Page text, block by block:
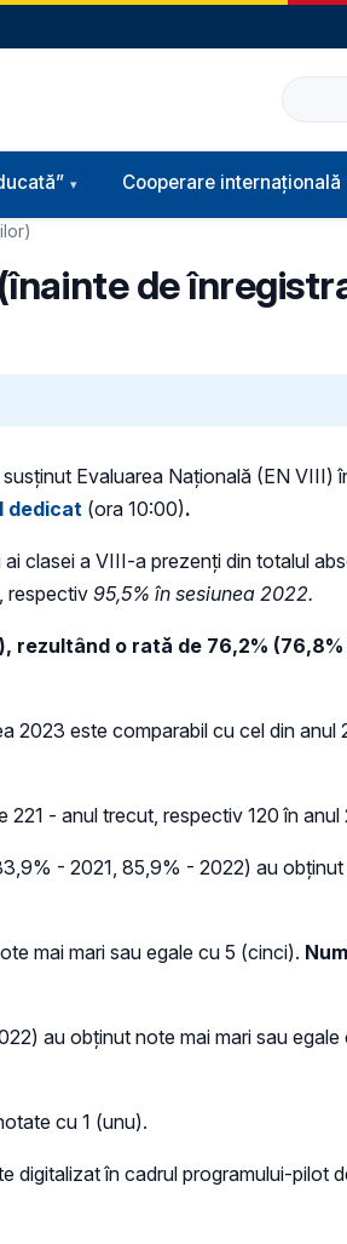
Caută
Cooperare internațională
de
Evaluarea Națională (EN VIII)
dedicat (ora 10:00).
ai clasei a VIII-a prezenți din totalul
respectiv 95,5% în sesiunea 2022.
rezultând o rată de 76,2%
2023 este comparabil cu cel din anul
221 - anul trecut, respectiv 120 în anul
- 2021, 85,9% - 2022) au obținut
mai mari sau egale cu 5 (cinci).
au obținut note mai mari sau egale
cu 1 (unu).
în cadrul programului-pilot